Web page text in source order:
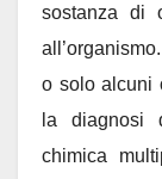
sostanza di
o solo alcuni
la diagnosi
chimica